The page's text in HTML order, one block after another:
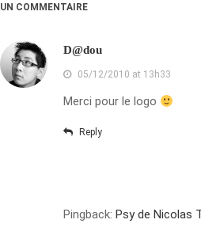
UN COMMENTAIRE
D@dou
05/12/2010 at 13h33
Merci pour le logo
Reply
Pingback: Psy de Nicolas